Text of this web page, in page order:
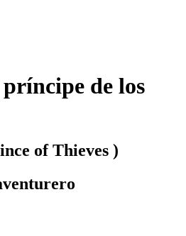
de los
of Thieves )